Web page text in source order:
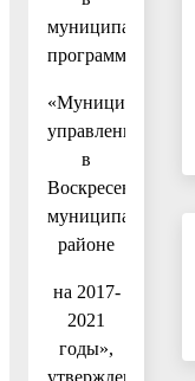
муниципальную
программу
«Муниципальное
управление
в
Воскресенском
муниципальном
районе
на 2017-
2021
годы»,
утвержденную